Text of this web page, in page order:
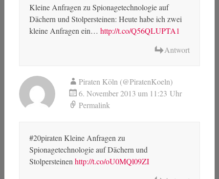
Kleine Anfragen zu Spionagetechnologie auf
Dächern und Stolpersteinen: Heute habe ich zwei
kleine Anfragen ein… http://t.co/Q56QLUPTA1
Antwort
Piraten Köln (@PiratenKoeln)
6. November 2013 um 11:23 Uhr
Permalink
#20piraten Kleine Anfragen zu
Spionagetechnologie auf Dächern und
Stolpersteinen http://t.co/oU0MQl09ZI